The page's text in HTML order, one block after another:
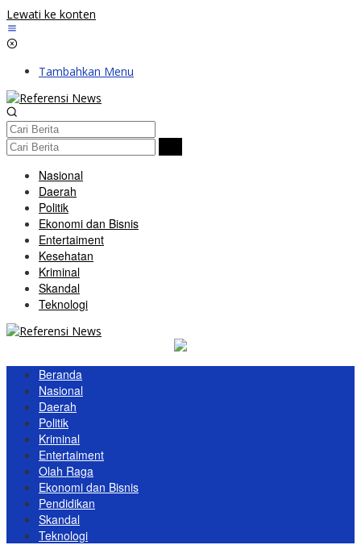
Lewati ke konten
Tambahkan Menu
Nasional
Daerah
Politik
Ekonomi dan Bisnis
Entertaiment
Kesehatan
Kriminal
Skandal
Teknologi
Beranda
Nasional
Daerah
Politik
Kriminal
Entertaiment
Olah Raga
Ekonomi dan Bisnis
Pendidikan
Skandal
Teknologi